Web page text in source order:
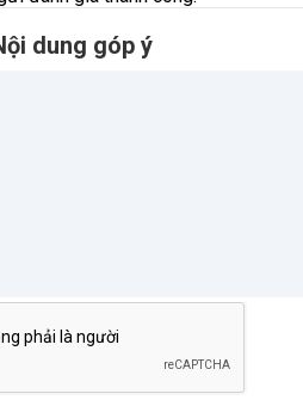
dung góp ý